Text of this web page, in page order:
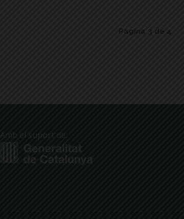
Pàgina 3 de 4
Amb el suport de: